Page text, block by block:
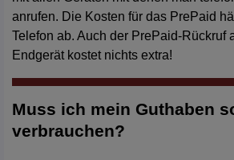
anrufen. Die Kosten für das PrePaid
Telefon ab. Auch der PrePaid-Rückruf
Endgerät kostet nichts extra!
Muss ich mein Guthaben
verbrauchen?